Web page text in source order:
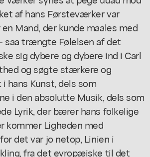
af hans Førsteværker var
Mand, der kunde maales med
saa trængte Følelsen af det
sig dybere og dybere ind i Carl
og søgte stærkere og
hans Kunst, dels som
i den absolutte Musik, dels som
Lyrik, der bærer hans folkelige
kommer Ligheden med
det var jo netop, Linien i
fra det evropæiske til det